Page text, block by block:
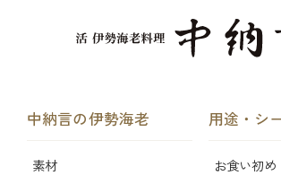
中納言の伊勢海老
素材
用途・シ
お食い初め